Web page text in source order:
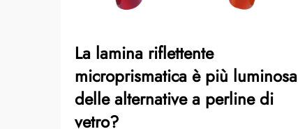
La lamina riflettente
microprismatica è più luminosa
delle alternative a perline di
vetro?